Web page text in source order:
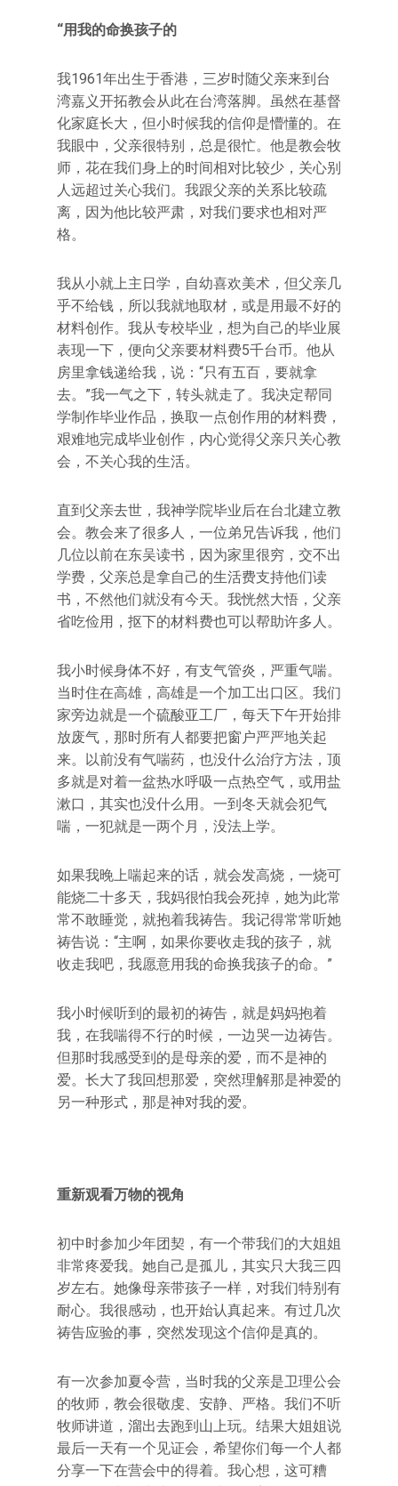
“用我的命换孩子的
我1961年出生于香港，三岁时随父亲来到台
湾嘉义开拓教会从此在台湾落脚。虽然在基督
化家庭长大，但小时候我的信仰是懵懂的。在
我眼中，父亲很特别，总是很忙。他是教会牧
师，花在我们身上的时间相对比较少，关心别
人远超过关心我们。我跟父亲的关系比较疏
离，因为他比较严肃，对我们要求也相对严
格。
我从小就上主日学，自幼喜欢美术，但父亲几
乎不给钱，所以我就地取材，或是用最不好的
材料创作。我从专校毕业，想为自己的毕业展
表现一下，便向父亲要材料费5千台币。他从
房里拿钱递给我，说：“只有五百，要就拿
去。”我一气之下，转头就走了。我决定帮同
学制作毕业作品，换取一点创作用的材料费，
艰难地完成毕业创作，内心觉得父亲只关心教
会，不关心我的生活。
直到父亲去世，我神学院毕业后在台北建立教
会。教会来了很多人，一位弟兄告诉我，他们
几位以前在东吴读书，因为家里很穷，交不出
学费，父亲总是拿自己的生活费支持他们读
书，不然他们就没有今天。我恍然大悟，父亲
省吃俭用，抠下的材料费也可以帮助许多人。
我小时候身体不好，有支气管炎，严重气喘。
当时住在高雄，高雄是一个加工出口区。我们
家旁边就是一个硫酸亚工厂，每天下午开始排
放废气，那时所有人都要把窗户严严地关起
来。以前没有气喘药，也没什么治疗方法，顶
多就是对着一盆热水呼吸一点热空气，或用盐
漱口，其实也没什么用。一到冬天就会犯气
喘，一犯就是一两个月，没法上学。
如果我晚上喘起来的话，就会发高烧，一烧可
能烧二十多天，我妈很怕我会死掉，她为此常
常不敢睡觉，就抱着我祷告。我记得常常听她
祷告说：“主啊，如果你要收走我的孩子，就
收走我吧，我愿意用我的命换我孩子的命。”
我小时候听到的最初的祷告，就是妈妈抱着
我，在我喘得不行的时候，一边哭一边祷告。
但那时我感受到的是母亲的爱，而不是神的
爱。长大了我回想那爱，突然理解那是神爱的
另一种形式，那是神对我的爱。
重新观看万物的视角
初中时参加少年团契，有一个带我们的大姐姐
非常疼爱我。她自己是孤儿，其实只大我三四
岁左右。她像母亲带孩子一样，对我们特别有
耐心。我很感动，也开始认真起来。有过几次
祷告应验的事，突然发现这个信仰是真的。
有一次参加夏令营，当时我的父亲是卫理公会
的牧师，教会很敬虔、安静、严格。我们不听
牧师讲道，溜出去跑到山上玩。结果大姐姐说
最后一天有一个见证会，希望你们每一个人都
分享一下在营会中的得着。我心想，这可糟